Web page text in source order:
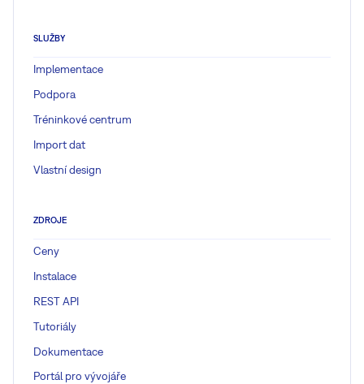
SLUŽBY
Implementace
Podpora
Tréninkové centrum
Import dat
Vlastní design
ZDROJE
Ceny
Instalace
REST API
Tutoriály
Dokumentace
Portál pro vývojáře